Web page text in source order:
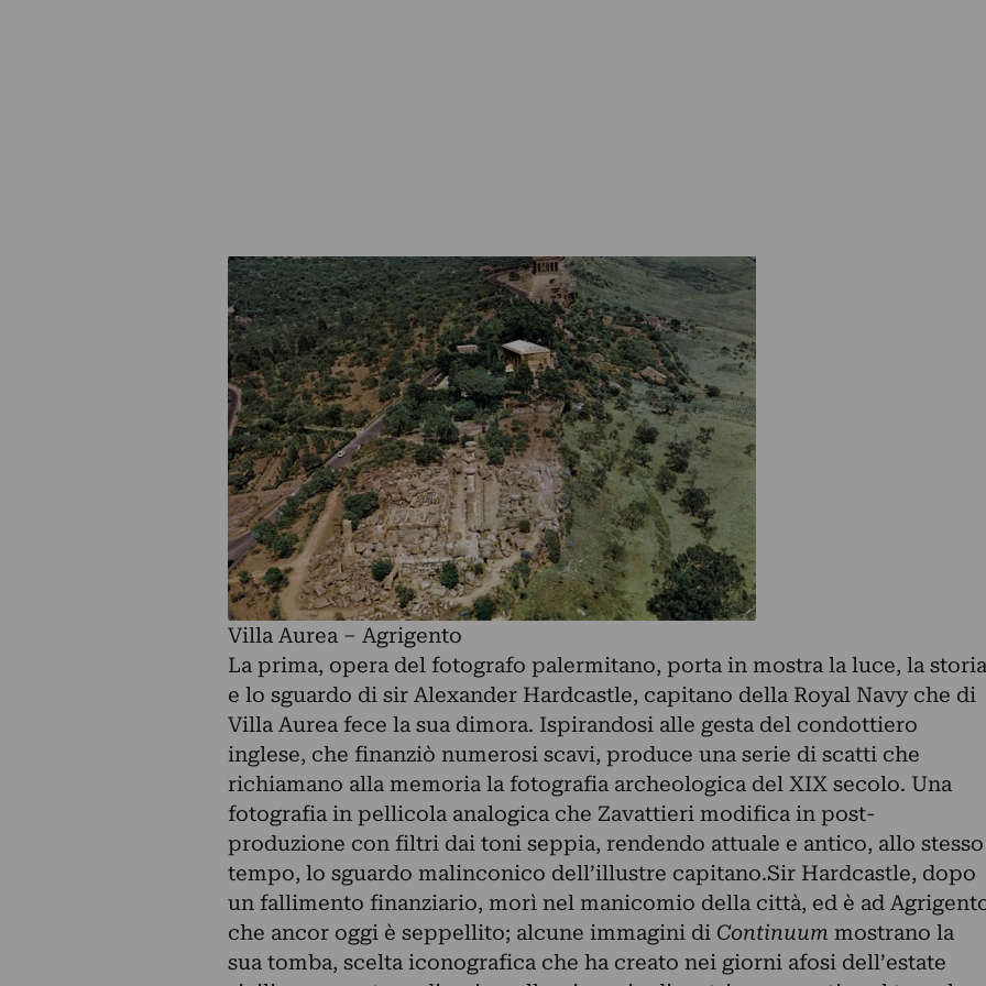
Villa Aurea – Agrigento
La prima, opera del fotografo palermitano, porta in mostra la luce, la storia
e lo sguardo di sir Alexander Hardcastle, capitano della Royal Navy che di
Villa Aurea fece la sua dimora. Ispirandosi alle gesta del condottiero
inglese, che finanziò numerosi scavi, produce una serie di scatti che
richiamano alla memoria la fotografia archeologica del XIX secolo. Una
fotografia in pellicola analogica che Zavattieri modifica in post-
produzione con filtri dai toni seppia, rendendo attuale e antico, allo stesso
tempo, lo sguardo malinconico dell’illustre capitano.Sir Hardcastle, dopo
un fallimento finanziario, morì nel manicomio della città, ed è ad
che ancor oggi è seppellito; alcune immagini di Continuum mostrano la
sua tomba, scelta iconografica che ha creato nei giorni afosi dell’estate